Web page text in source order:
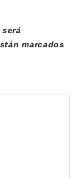
marcados